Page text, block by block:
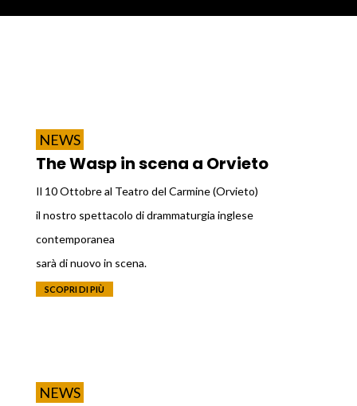
NEWS
The Wasp in scena a Orvieto
Il 10 Ottobre al Teatro del Carmine (Orvieto)
il nostro spettacolo di drammaturgia inglese
contemporanea
sarà di nuovo in scena.
SCOPRI DI PIÙ
NEWS